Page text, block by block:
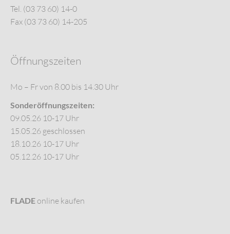
Tel. (03 73 60) 14-0
Fax (03 73 60) 14-205
Öffnungszeiten
Mo – Fr von 8.00 bis 14.30 Uhr
Sonderöffnungszeiten:
09.05.26 10-17 Uhr
15.05.26 geschlossen
18.10.26 10-17 Uhr
05.12.26 10-17 Uhr
FLADE online kaufen